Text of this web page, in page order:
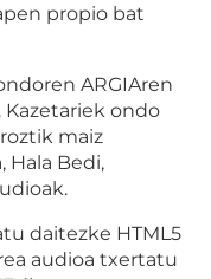
propio bat
ARGIAren
ondo
maiz
Hala Bedi,
daitezke HTML5
audioa txertatu